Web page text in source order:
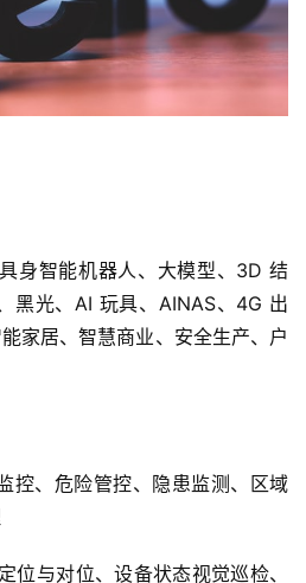
身智能机器人、大模型、3D 结
黑光、AI 玩具、AINAS、4G 出